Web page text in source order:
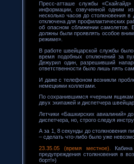
Пресс-атташе службы
информации, озвученной одним
несколько часов до столкновения
отключена для профилактических
об опасном сближении самолетов.
должны были проявлять особое
режиме».
В работе швейцарской службы
время подобных отключений за
Дежурил один, разрешивший
ответственности было лишь пять
И даже с телефоном возникли
немецкими коллегами.
По сохранившимся «черным
двух экипажей и диспетчера
Летчики «Башкирских авиалиний»
диспетчера, но, строго следуя
А за 1, 8 секунды до столкновения
– сделать что-либо было уже
23.35.05 (время местное).
предупреждения столкновения в
борт!»)